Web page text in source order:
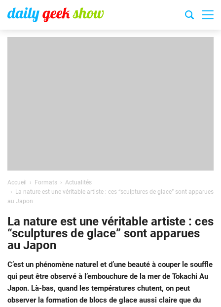
Accueil Formats
Actualités
La nature est une véritable artiste : ces “sculptures de glace” sont apparues
au Japon
La nature est une véritable artiste : ces
“sculptures de glace” sont apparues
au Japon
C’est un phénomène naturel et d’une beauté à couper le souffle
qui peut être observé à l’embouchure de la mer de Tokachi Au
Japon. Là-bas, quand les températures chutent, on peut
observer la formation de blocs de glace aussi claire que du